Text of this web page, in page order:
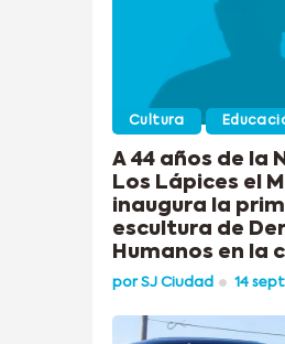
Cultura
A 44 años de la
Los Lápices el
inaugura la
escultura de
Humanos en la
porSJ Ciudad 14